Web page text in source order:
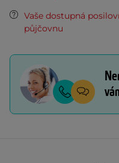
Vaše dostupná
půjčovnu